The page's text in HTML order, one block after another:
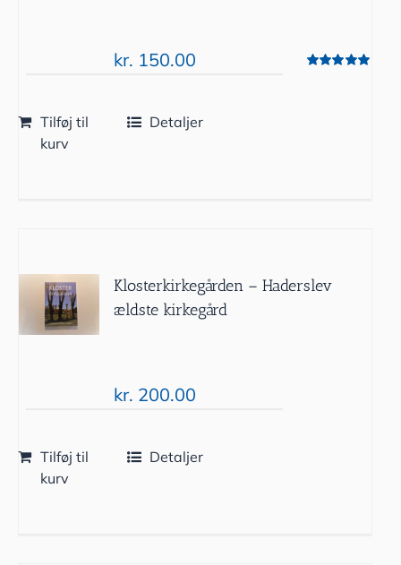
kr. 150.00
Tilføj til
kurv
Detaljer
Klosterkirkegården – Haderslev
ældste kirkegård
kr. 200.00
Tilføj til
kurv
Detaljer